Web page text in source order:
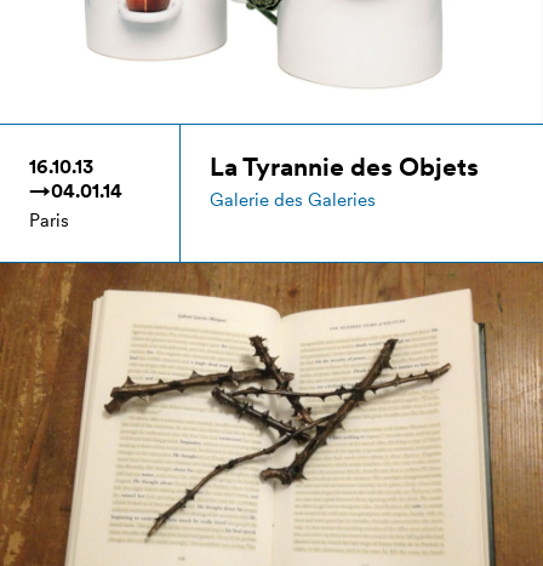
16.10.13
→04.01.14
Paris
La Tyrannie des Objets
Galerie des Galeries